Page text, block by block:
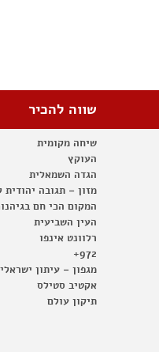
שווה להכיר
שיחה מקומית
העוקץ
הגדה השמאלית
מזון – תגובה יהודית
המקום הכי חם
העין השביעית
רלוונט אינפו
972+
מגפון – עיתון
אקטיב סטילס
תיקון עולם